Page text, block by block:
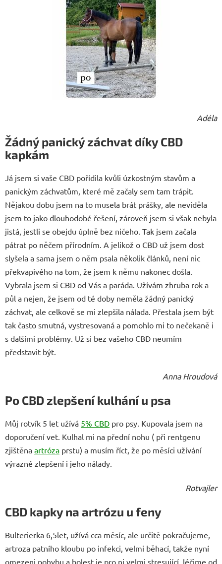
Adéla
Žádný panický záchvat díky CBD
kapkám
Já jsem si vaše CBD pořídila kvůli úzkostným stavům a
panickým záchvatům, které mě začaly sem tam trápit.
Nějakou dobu jsem na to musela brát prášky, ale neviděla
jsem to jako dlouhodobé řešení, zároveň jsem si však nebyla
jistá, jestli se obejdu úplně bez ničeho. Tak jsem začala
pátrat po něčem přírodním. A jelikož o CBD už jsem dost
slyšela a sama jsem o něm psala několik článků, není nic
překvapivého na tom, že jsem k němu nakonec došla.
Vybrala jsem si CBD od Vás a paráda. Užívám zhruba rok a
půl a nejen, že jsem od té doby neměla žádný panický
záchvat, ale celkově se mi zlepšila nálada. Přestala jsem být
tak často smutná, vystresovaná a pomohlo mi to nečekaně i
s dalšími problémy. Už si bez vašeho CBD neumím
představit být.
Anna Hroudová
Po CBD zlepšení kulhání u psa
Můj rotvík 5 let užívá 5% CBD pro psy. Kupovala jsem na
doporučení vet. Kulhal mi na přední nohu ( při rentgenu
zjištěna artróza prstu) a musím říct, že po měsíci užívání
výrazné zlepšení i jeho nálady.
Rotvajler
CBD kapky na artrózu u feny
Bulterierka 6,5let, užívá cca měsíc, ale určitě pokračujeme,
artroza patního kloubu po infekci, velmi běhací, takže nyní
omezeni pohybu a bolest je pro ni velmi stresující, léčime od